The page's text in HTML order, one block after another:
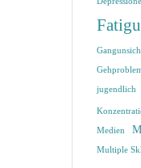
jugendlich
Medien
Multiple